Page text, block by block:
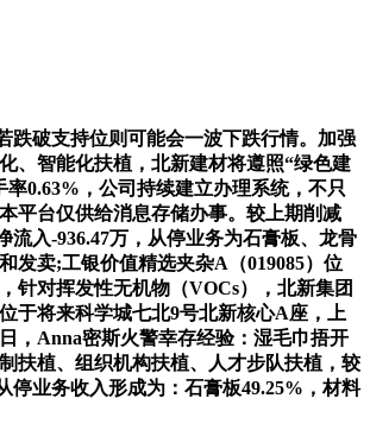
破支持位则可能会一波下跌行情。加强
、智能化扶植，北新建材将遵照“绿色建
率0.63%，公司持续建立办理系统，不只
平台仅供给消息存储办事。较上期削减
流入-936.47万，从停业务为石膏板、龙骨
发卖;工银价值精选夹杂A（019085）位
针对挥发性无机物（VOCs），北新集团
于将来科学城七北9号北新核心A座，上
，Anna密斯火警幸存经验：湿毛巾捂开
扶植、组织机构扶植、人才步队扶植，较
停业务收入形成为：石膏板49.25%，材料